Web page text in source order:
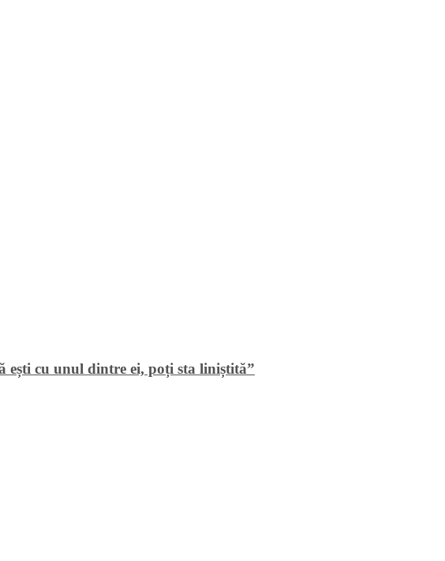
ești cu unul dintre ei, poți sta liniștită”